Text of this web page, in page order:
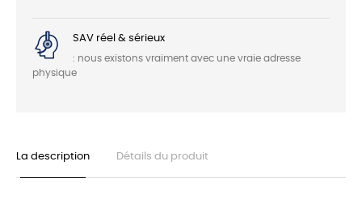
SAV réel & sérieux
: nous existons vraiment avec une vraie adresse
physique
La description Détails du produit